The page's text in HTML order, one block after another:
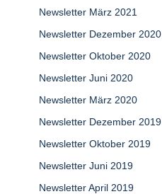
Newsletter März 2021
Newsletter Dezember 2020
Newsletter Oktober 2020
Newsletter Juni 2020
Newsletter März 2020
Newsletter Dezember 2019
Newsletter Oktober 2019
Newsletter Juni 2019
Newsletter April 2019